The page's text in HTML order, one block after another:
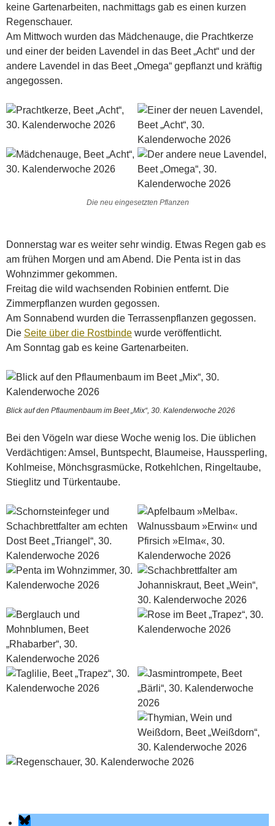
keine Gartenarbeiten, nachmittags gab es einen kurzen
Regenschauer.
Am Mittwoch wurden das Mädchenauge, die Prachtkerze
und einer der beiden Lavendel in das Beet „Acht“ und der
andere Lavendel in das Beet „Omega“ gepflanzt und kräftig
angegossen.
Die neu eingesetzten Pflanzen
Donnerstag war es weiter sehr windig. Etwas Regen gab es
am frühen Morgen und am Abend. Die Penta ist in das
Wohnzimmer gekommen.
Freitag die wild wachsenden Robinien entfernt. Die
Zimmerpflanzen wurden gegossen.
Am Sonnabend wurden die Terrassenpflanzen gegossen.
Die Seite über die Rostbinde wurde veröffentlicht.
Am Sonntag gab es keine Gartenarbeiten.
Blick auf den Pflaumenbaum im Beet „Mix“, 30. Kalenderwoche 2026
Bei den Vögeln war diese Woche wenig los. Die üblichen
Verdächtigen: Amsel, Buntspecht, Blaumeise, Haussperling,
Kohlmeise, Mönchsgrasmücke, Rotkehlchen, Ringeltaube,
Stieglitz und Türkentaube.